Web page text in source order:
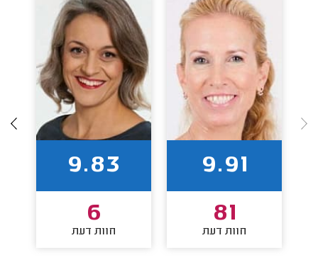
9.91
81
חוות דעת
9.83
6
חוות דעת